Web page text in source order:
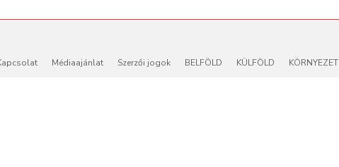
Médiaajánlat Szerzői jogok BELFÖLD KÜLFÖLD KÖRNYEZET